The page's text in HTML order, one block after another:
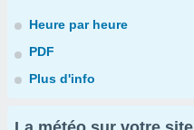
Heure par heure
PDF
Plus d'info